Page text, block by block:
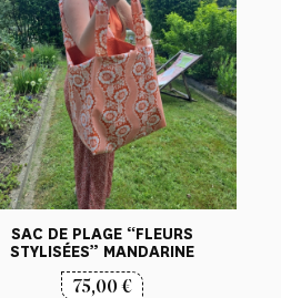
SAC DE PLAGE “FLEURS
STYLISÉES” MANDARINE
75,00€